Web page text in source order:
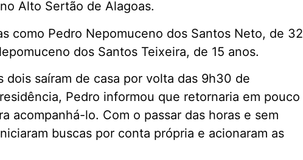
Alto Sertão de Alagoas.
como Pedro Nepomuceno dos Santos Neto, de 32
dos Santos Teixeira, de 15 anos.
dois saíram de casa por volta das 9h30 de
Pedro informou que retornaria em pouco
acompanhá-lo. Com o passar das horas e sem
buscas por conta própria e acionaram as